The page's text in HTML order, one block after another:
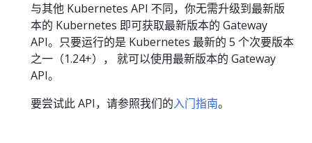
与其他 Kubernetes API 不同，你无需升级到最新版
本的 Kubernetes 即可获取最新版本的 Gateway
API。只要运行的是 Kubernetes 最新的 5 个次要版本
之一（1.24+）， 就可以使用最新版本的 Gateway
API。
要尝试此 API，请参照我们的入门指南。